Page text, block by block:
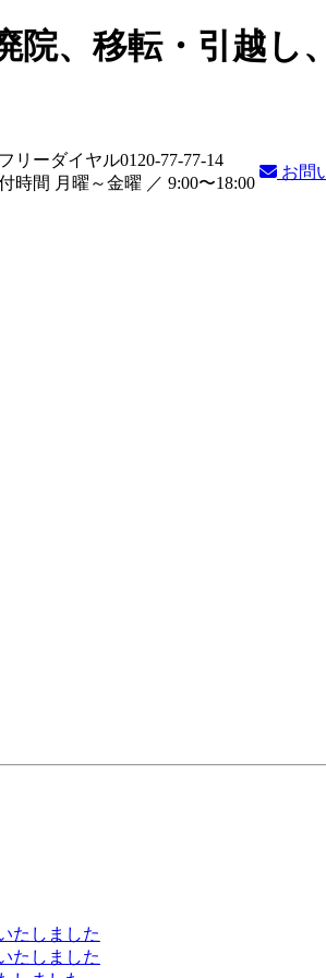
院、移転・引越し
0120-77-77-14
時間 月曜～金曜 ／ 9:00〜18:00
お問
たしました
たしました